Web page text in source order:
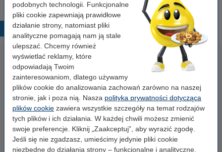
podobnych technologii. Funkcjonalne
pliki cookie zapewniają prawidłowe
działanie strony, natomiast pliki
analityczne pomagają nam ją stale
ulepszać. Chcemy również
wyświetlać reklamy, które
odpowiadają Twoim
zainteresowaniom, dlatego używamy
plików cookie do analizowania zachowań zarówno na naszej
stronie, jak i poza nią. Nasza polityka prywatności dotycząca
plików cookie zawiera wszystkie szczegóły na temat rodzajów
tych plików i ich działania. W każdej chwili możesz zmienić
swoje preferencje. Kliknij „Zaakceptuj”, aby wyrazić zgodę.
Jeśli się nie zgadzasz, umieścimy jedynie pliki cookie
niezbędne do działania strony – funkcjonalne i analityczne.
Popularne produkty
123drukuj zamiennik Brother
TN-B023 toner czarny
Papier ksero A4 80 g/m2 (2500
szt.), 123drukuj (5 ryz)